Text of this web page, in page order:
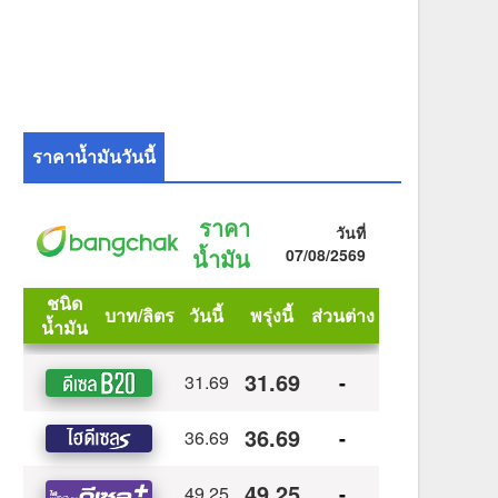
ราคาน้ำมันวันนี้